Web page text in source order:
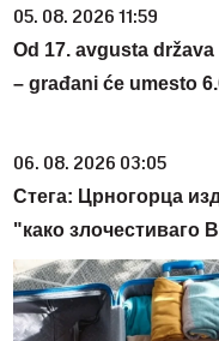
05. 08. 2026 11:59
Od 17. avgusta
– građani će umesto
06. 08. 2026 03:05
Стега: Црногорца
"како злочестиваго